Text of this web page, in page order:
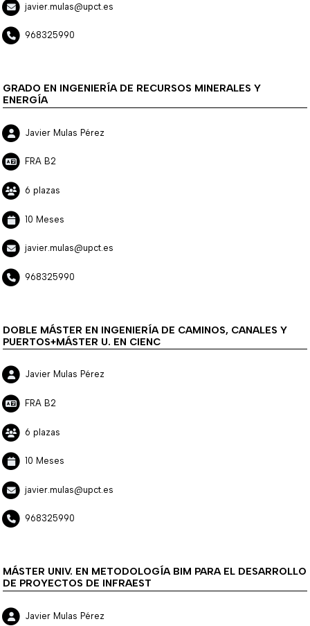
javier.mulas@upct.es
968325990
GRADO EN INGENIERÍA DE RECURSOS MINERALES Y
ENERGÍA
Javier Mulas Pérez
FRA B2
6 plazas
10 Meses
javier.mulas@upct.es
968325990
DOBLE MÁSTER EN INGENIERÍA DE CAMINOS, CANALES Y
PUERTOS+MÁSTER U. EN CIENC
Javier Mulas Pérez
FRA B2
6 plazas
10 Meses
javier.mulas@upct.es
968325990
MÁSTER UNIV. EN METODOLOGÍA BIM PARA EL DESARROLLO
DE PROYECTOS DE INFRAEST
Javier Mulas Pérez